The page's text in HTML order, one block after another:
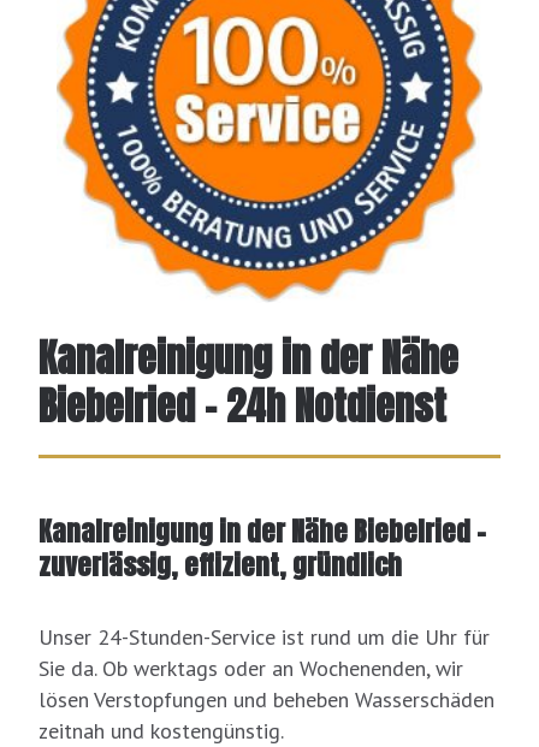
Kanalreinigung in der Nähe
Biebelried – 24h Notdienst
Kanalreinigung in der Nähe Biebelried –
zuverlässig, effizient, gründlich
Unser 24-Stunden-Service ist rund um die Uhr für
Sie da. Ob werktags oder an Wochenenden, wir
lösen Verstopfungen und beheben Wasserschäden
zeitnah und kostengünstig.